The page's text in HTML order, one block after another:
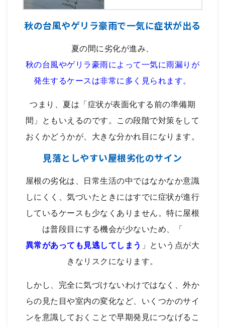
秋の台風やゲリラ豪雨で一気に症状が出る
夏の間に劣化が進み、
秋の台風やゲリラ豪雨によって一気に雨漏りが
発生するケースは非常に多く見られます。
つまり、夏は「症状が表面化する前の準備期
間」ともいえるのです。この段階で対策をして
おくかどうかが、大きな分かれ目になります。
見落としやすい屋根劣化のサイン
屋根の劣化は、日常生活の中ではなかなか意識
しにくく、気づいたときにはすでに症状が進行
しているケースも少なくありません。特に屋根
は普段目にする機会が少ないため、「
異常があっても見逃してしまう 」という点が大
きなリスクになります。
しかし、完全に気づけないわけではなく、外か
らの見た目や室内の変化など、いくつかのサイ
ンを意識しておくことで早期発見につなげるこ